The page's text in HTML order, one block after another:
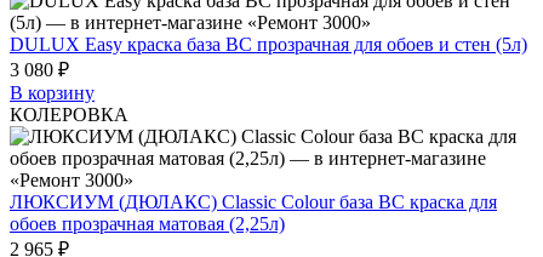
DULUX Easy краска база BC прозрачная для обоев и стен (5л)
3 080 ₽
В корзину
КОЛЕРОВКА
ЛЮКСИУМ (ДЮЛАКС) Classic Colour база BС краска для
обоев прозрачная матовая (2,25л)
2 965 ₽